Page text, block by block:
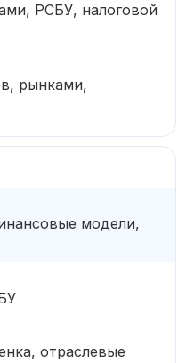
РСБУ, налоговой
рынками,
модели,
отраслевые